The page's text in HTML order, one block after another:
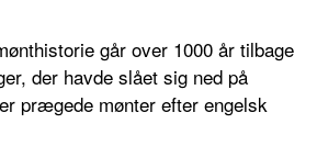
går over 1000 år tilbage
der havde slået sig ned på
prægede mønter efter engelsk